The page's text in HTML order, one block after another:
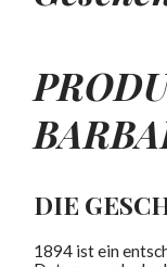
DIE
1894 ist ein